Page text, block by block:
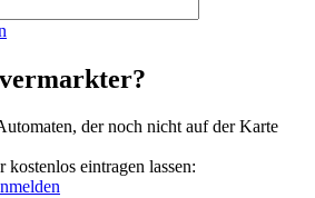
der noch nicht auf der Karte
eintragen lassen: